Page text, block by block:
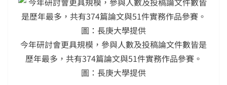
今年研討會更具規模，參與人數及投稿論文件數皆是
歷年最多，共有374篇論文與51件實務作品參賽。
圖：長庚大學提供